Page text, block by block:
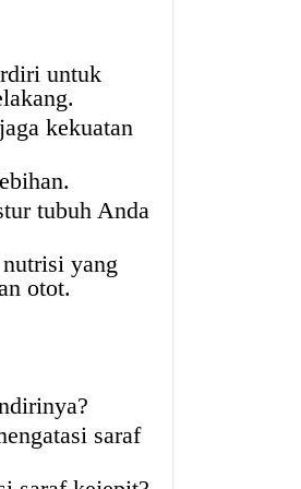
untuk
kekuatan
tubuh Anda
yang
otot.
saraf